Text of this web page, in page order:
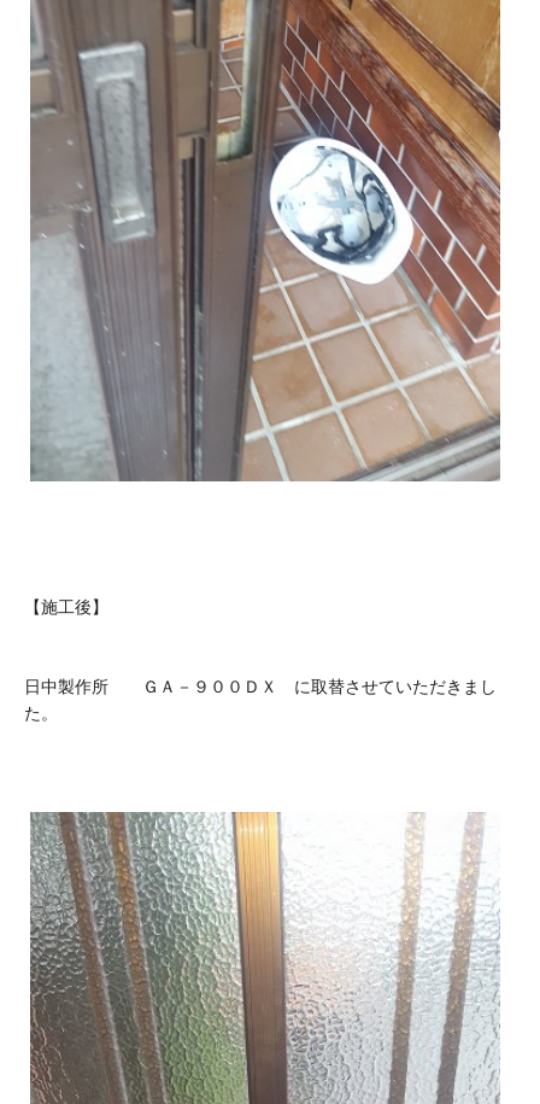
【施工後】
日中製作所 ＧＡ－９００ＤＸ に取替させていただきまし
た。